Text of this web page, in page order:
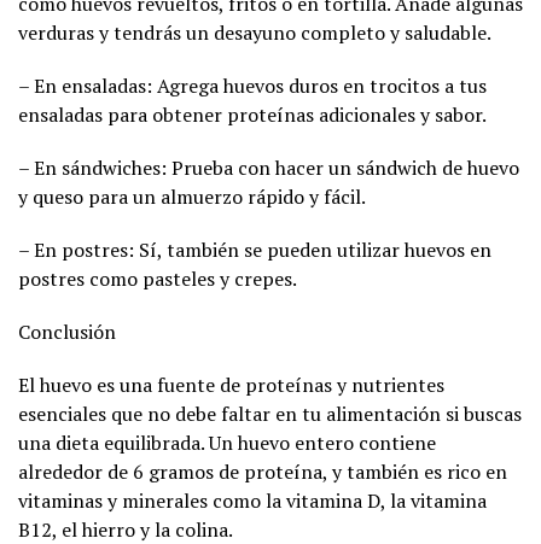
verduras y tendrás un desayuno completo y saludable.
– En ensaladas: Agrega huevos duros en trocitos a tus
ensaladas para obtener proteínas adicionales y sabor.
– En sándwiches: Prueba con hacer un sándwich de huevo
y queso para un almuerzo rápido y fácil.
– En postres: Sí, también se pueden utilizar huevos en
postres como pasteles y crepes.
Conclusión
El huevo es una fuente de proteínas y nutrientes
esenciales que no debe faltar en tu alimentación si buscas
una dieta equilibrada. Un huevo entero contiene
alrededor de 6 gramos de proteína, y también es rico en
vitaminas y minerales como la vitamina D, la vitamina
B12, el hierro y la colina.